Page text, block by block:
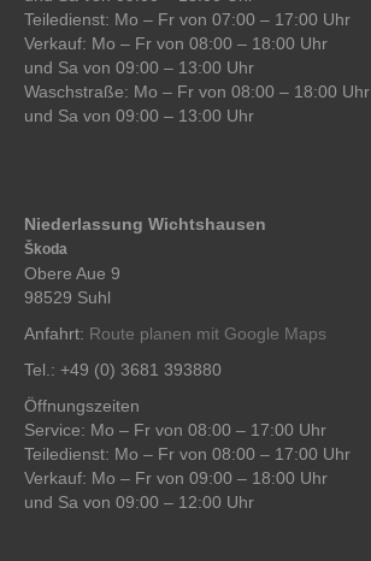
Teiledienst: Mo – Fr von 07:00 – 17:00 Uhr
Verkauf: Mo – Fr von 08:00 – 18:00 Uhr
und Sa von 09:00 – 13:00 Uhr
Waschstraße: Mo – Fr von 08:00 – 18:00 Uhr
und Sa von 09:00 – 13:00 Uhr
Niederlassung Wichtshausen
Škoda
Obere Aue 9
98529 Suhl
Anfahrt: Route planen mit Google Maps
Tel.: +49 (0) 3681 393880
Öffnungszeiten
Service: Mo – Fr von 08:00 – 17:00 Uhr
Teiledienst: Mo – Fr von 08:00 – 17:00 Uhr
Verkauf: Mo – Fr von 09:00 – 18:00 Uhr
und Sa von 09:00 – 12:00 Uhr